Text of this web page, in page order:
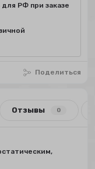
Поделиться
РФ при заказе
Отзывы 0